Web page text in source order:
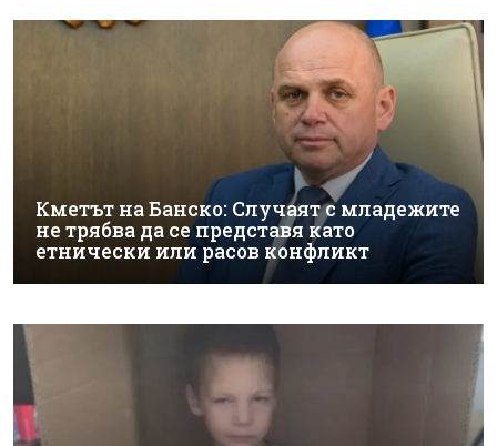
Кметът на Банско: Случаят с младежите
не трябва да се представя като
етнически или расов конфликт